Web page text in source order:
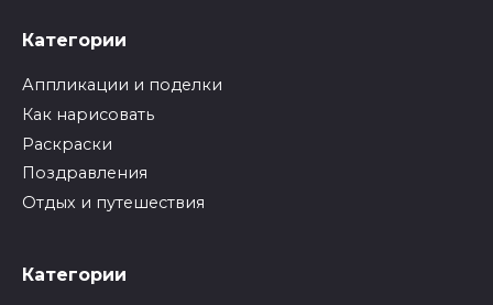
Категории
Аппликации и поделки
Как нарисовать
Раскраски
Поздравления
Отдых и путешествия
Категории